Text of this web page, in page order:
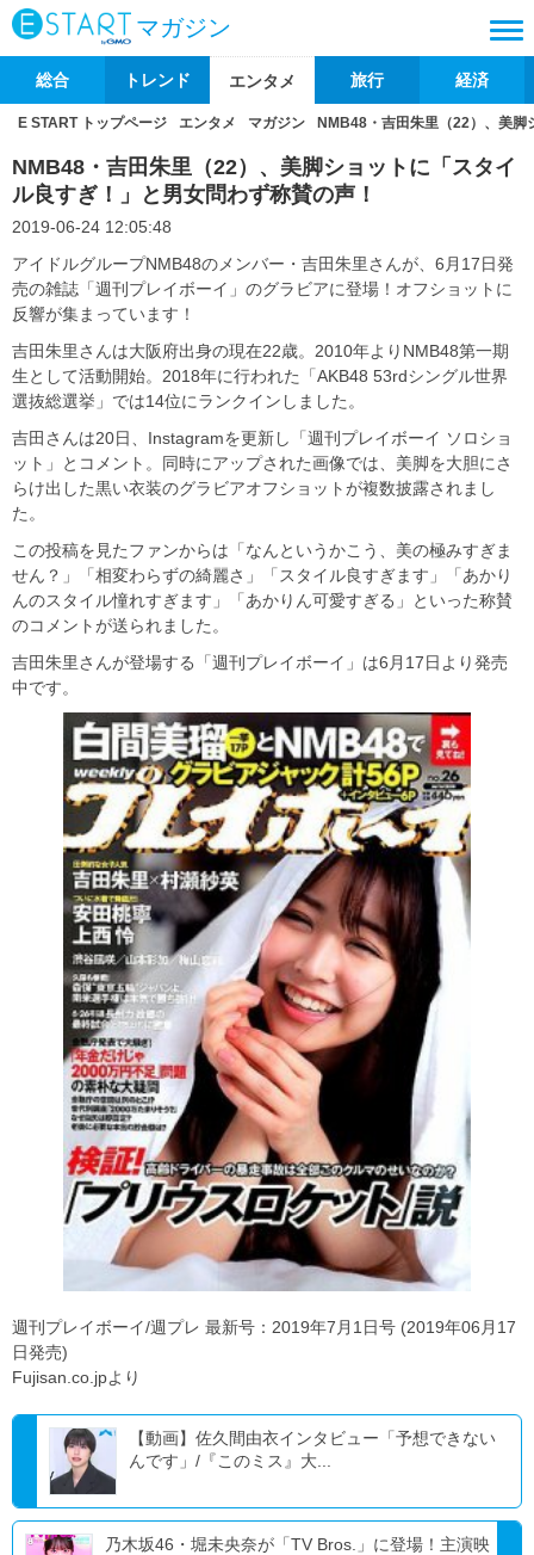
マガジン
総合 トレンド エンタメ 旅行 経済
E START トップページ エンタメ マガジン NMB48・吉田朱里（22）、美脚
NMB48・吉田朱里（22）、美脚ショットに「スタイ
ル良すぎ！」と男女問わず称賛の声！
2019-06-24 12:05:48
アイドルグループNMB48のメンバー・吉田朱里さんが、6月17日発
売の雑誌「週刊プレイボーイ」のグラビアに登場！オフショットに
反響が集まっています！
吉田朱里さんは大阪府出身の現在22歳。2010年よりNMB48第一期
生として活動開始。2018年に行われた「AKB48 53rdシングル世界
選抜総選挙」では14位にランクインしました。
吉田さんは20日、Instagramを更新し「週刊プレイボーイ ソロショ
ット」とコメント。同時にアップされた画像では、美脚を大胆にさ
らけ出した黒い衣装のグラビアオフショットが複数披露されまし
た。
この投稿を見たファンからは「なんというかこう、美の極みすぎま
せん？」「相変わらずの綺麗さ」「スタイル良すぎます」「あかり
んのスタイル憧れすぎます」「あかりん可愛すぎる」といった称賛
のコメントが送られました。
吉田朱里さんが登場する「週刊プレイボーイ」は6月17日より発売
中です。
週刊プレイボーイ/週プレ 最新号：2019年7月1日号 (2019年06月17
日発売)
Fujisan.co.jpより
【動画】佐久間由衣インタビュー「予想できない
んです」/『このミス』大...
乃木坂46・堀未央奈が「TV Bros.」に登場！主演映